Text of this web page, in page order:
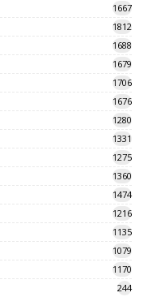
1667
1812
1688
1679
1706
1676
1280
1331
1275
1360
1474
1216
1135
1079
1170
244